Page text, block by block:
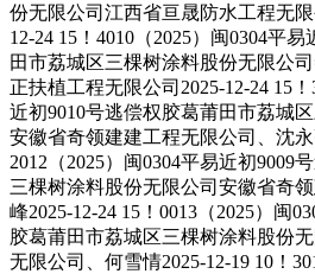
份无限公司江西省亘晟防水工程无
12-24 15！4010（2025）闽0304平
田市荔城区三棵树涂料股份无限公
正扶植工程无限公司2025-12-24 15
近初9010号逃偿权胶葛莆田市荔城
安徽省奇领建建工程无限公司、沈永
2012（2025）闽0304平易近初9009
三棵树涂料股份无限公司安徽省奇
峰2025-12-24 15！0013（2025）闽
胶葛莆田市荔城区三棵树涂料股份
无限公司、何雪情2025-12-19 10！